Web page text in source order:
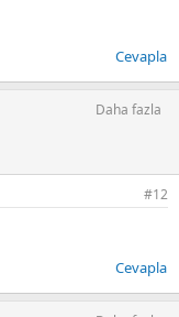
Cevapla
Daha fazla
#12
Cevapla